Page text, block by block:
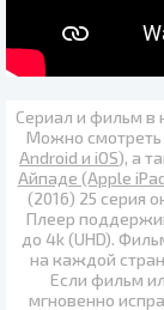
Сериал и фильм в
Можно
Android и iOS), а
Айпаде (Apple
(2016) 25 серия
Плеер
до 4k (UHD).
на каждой
Если фильм
мгновенно